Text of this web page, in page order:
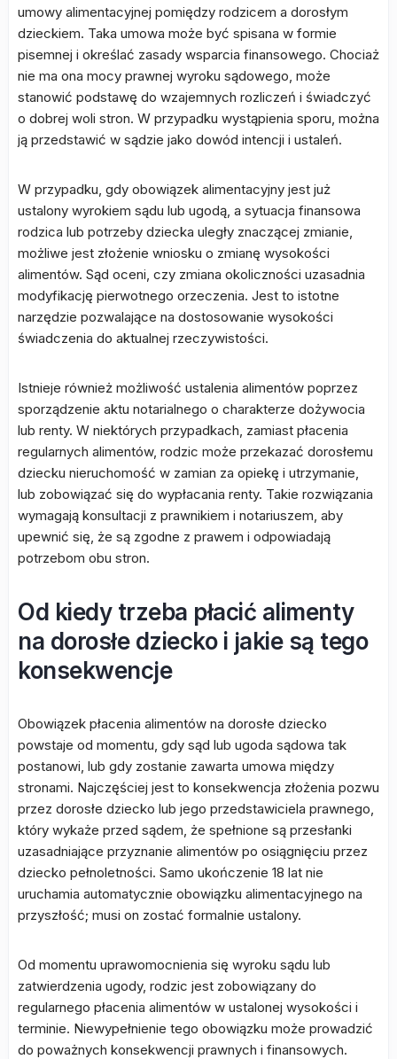
umowy alimentacyjnej pomiędzy rodzicem a dorosłym
dzieckiem. Taka umowa może być spisana w formie
pisemnej i określać zasady wsparcia finansowego. Chociaż
nie ma ona mocy prawnej wyroku sądowego, może
stanowić podstawę do wzajemnych rozliczeń i świadczyć
o dobrej woli stron. W przypadku wystąpienia sporu, można
ją przedstawić w sądzie jako dowód intencji i ustaleń.
W przypadku, gdy obowiązek alimentacyjny jest już
ustalony wyrokiem sądu lub ugodą, a sytuacja finansowa
rodzica lub potrzeby dziecka uległy znaczącej zmianie,
możliwe jest złożenie wniosku o zmianę wysokości
alimentów. Sąd oceni, czy zmiana okoliczności uzasadnia
modyfikację pierwotnego orzeczenia. Jest to istotne
narzędzie pozwalające na dostosowanie wysokości
świadczenia do aktualnej rzeczywistości.
Istnieje również możliwość ustalenia alimentów poprzez
sporządzenie aktu notarialnego o charakterze dożywocia
lub renty. W niektórych przypadkach, zamiast płacenia
regularnych alimentów, rodzic może przekazać dorosłemu
dziecku nieruchomość w zamian za opiekę i utrzymanie,
lub zobowiązać się do wypłacania renty. Takie rozwiązania
wymagają konsultacji z prawnikiem i notariuszem, aby
upewnić się, że są zgodne z prawem i odpowiadają
potrzebom obu stron.
Od kiedy trzeba płacić alimenty
na dorosłe dziecko i jakie są tego
konsekwencje
Obowiązek płacenia alimentów na dorosłe dziecko
powstaje od momentu, gdy sąd lub ugoda sądowa tak
postanowi, lub gdy zostanie zawarta umowa między
stronami. Najczęściej jest to konsekwencja złożenia pozwu
przez dorosłe dziecko lub jego przedstawiciela prawnego,
który wykaże przed sądem, że spełnione są przesłanki
uzasadniające przyznanie alimentów po osiągnięciu przez
dziecko pełnoletności. Samo ukończenie 18 lat nie
uruchamia automatycznie obowiązku alimentacyjnego na
przyszłość; musi on zostać formalnie ustalony.
Od momentu uprawomocnienia się wyroku sądu lub
zatwierdzenia ugody, rodzic jest zobowiązany do
regularnego płacenia alimentów w ustalonej wysokości i
terminie. Niewypełnienie tego obowiązku może prowadzić
do poważnych konsekwencji prawnych i finansowych.